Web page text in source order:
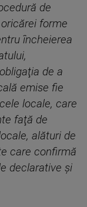
de
forme
încheierea
de a
emise fie
locale, care
faţă de
alături de
care confirmă
declarative şi